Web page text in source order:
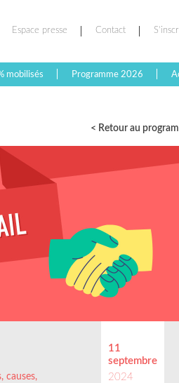
Espace presse Contact
mobilisés Programme 2026
< Retour au
11
septembre
2024
causes,